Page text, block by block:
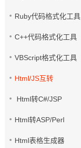
Ruby代码格式化工具
C++代码格式化工具
VBScript格式化工具
Html/JS互转
Html转C#/JSP
Html转ASP/Perl
Html表格生成器